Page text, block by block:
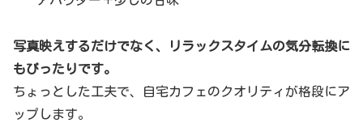
写真映えするだけでなく、リラックスタイムの気分転換に
もぴったりです。
ちょっとした工夫で、自宅カフェのクオリティが格段にア
ップします。